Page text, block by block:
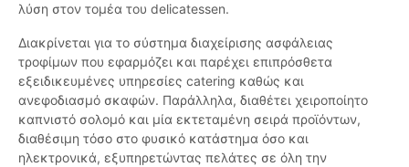
λύση στον τομέα του delicatessen.
Διακρίνεται για το σύστημα διαχείρισης ασφάλειας
τροφίμων που εφαρμόζει και παρέχει επιπρόσθετα
εξειδικευμένες υπηρεσίες catering καθώς και
ανεφοδιασμό σκαφών. Παράλληλα, διαθέτει χειροποίητο
καπνιστό σολομό και μία εκτεταμένη σειρά προϊόντων,
διαθέσιμη τόσο στο φυσικό κατάστημα όσο και
ηλεκτρονικά, εξυπηρετώντας πελάτες σε όλη την